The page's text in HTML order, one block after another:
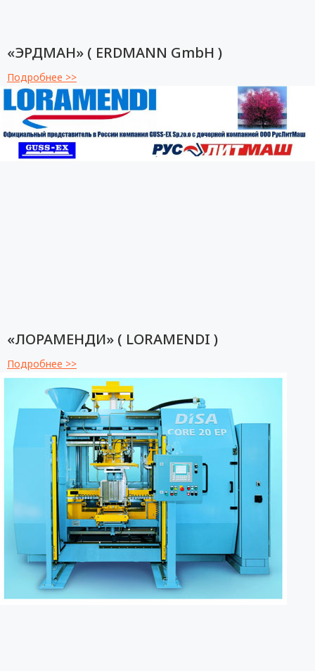
«ЭРДМАН» ( ERDMANN GmbH )
Подробнее >>
«ЛОРАМЕНДИ» ( LORAMENDI )
Подробнее >>